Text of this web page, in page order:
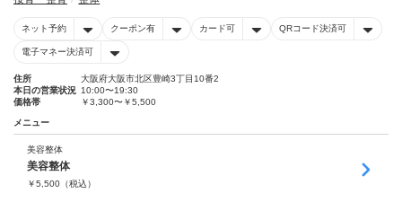
ネット予約 クーポン有 カード可 QRコード決済可
電子マネー決済可
住所
大阪府大阪市北区豊崎3丁目10番2
本日の営業状況 10:00〜19:30
価格帯
￥3,300〜￥5,500
メニュー
美容整体
美容整体
￥5,500 （税込）